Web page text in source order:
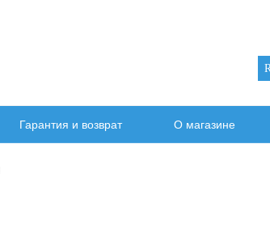
Гарантия и возврат О магазине